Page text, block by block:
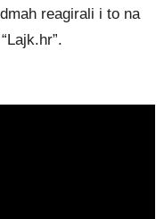
reagirali i to na